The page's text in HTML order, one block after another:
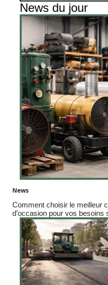
News du jour
News
Comment choisir le meilleur
d’occasion pour vos besoins